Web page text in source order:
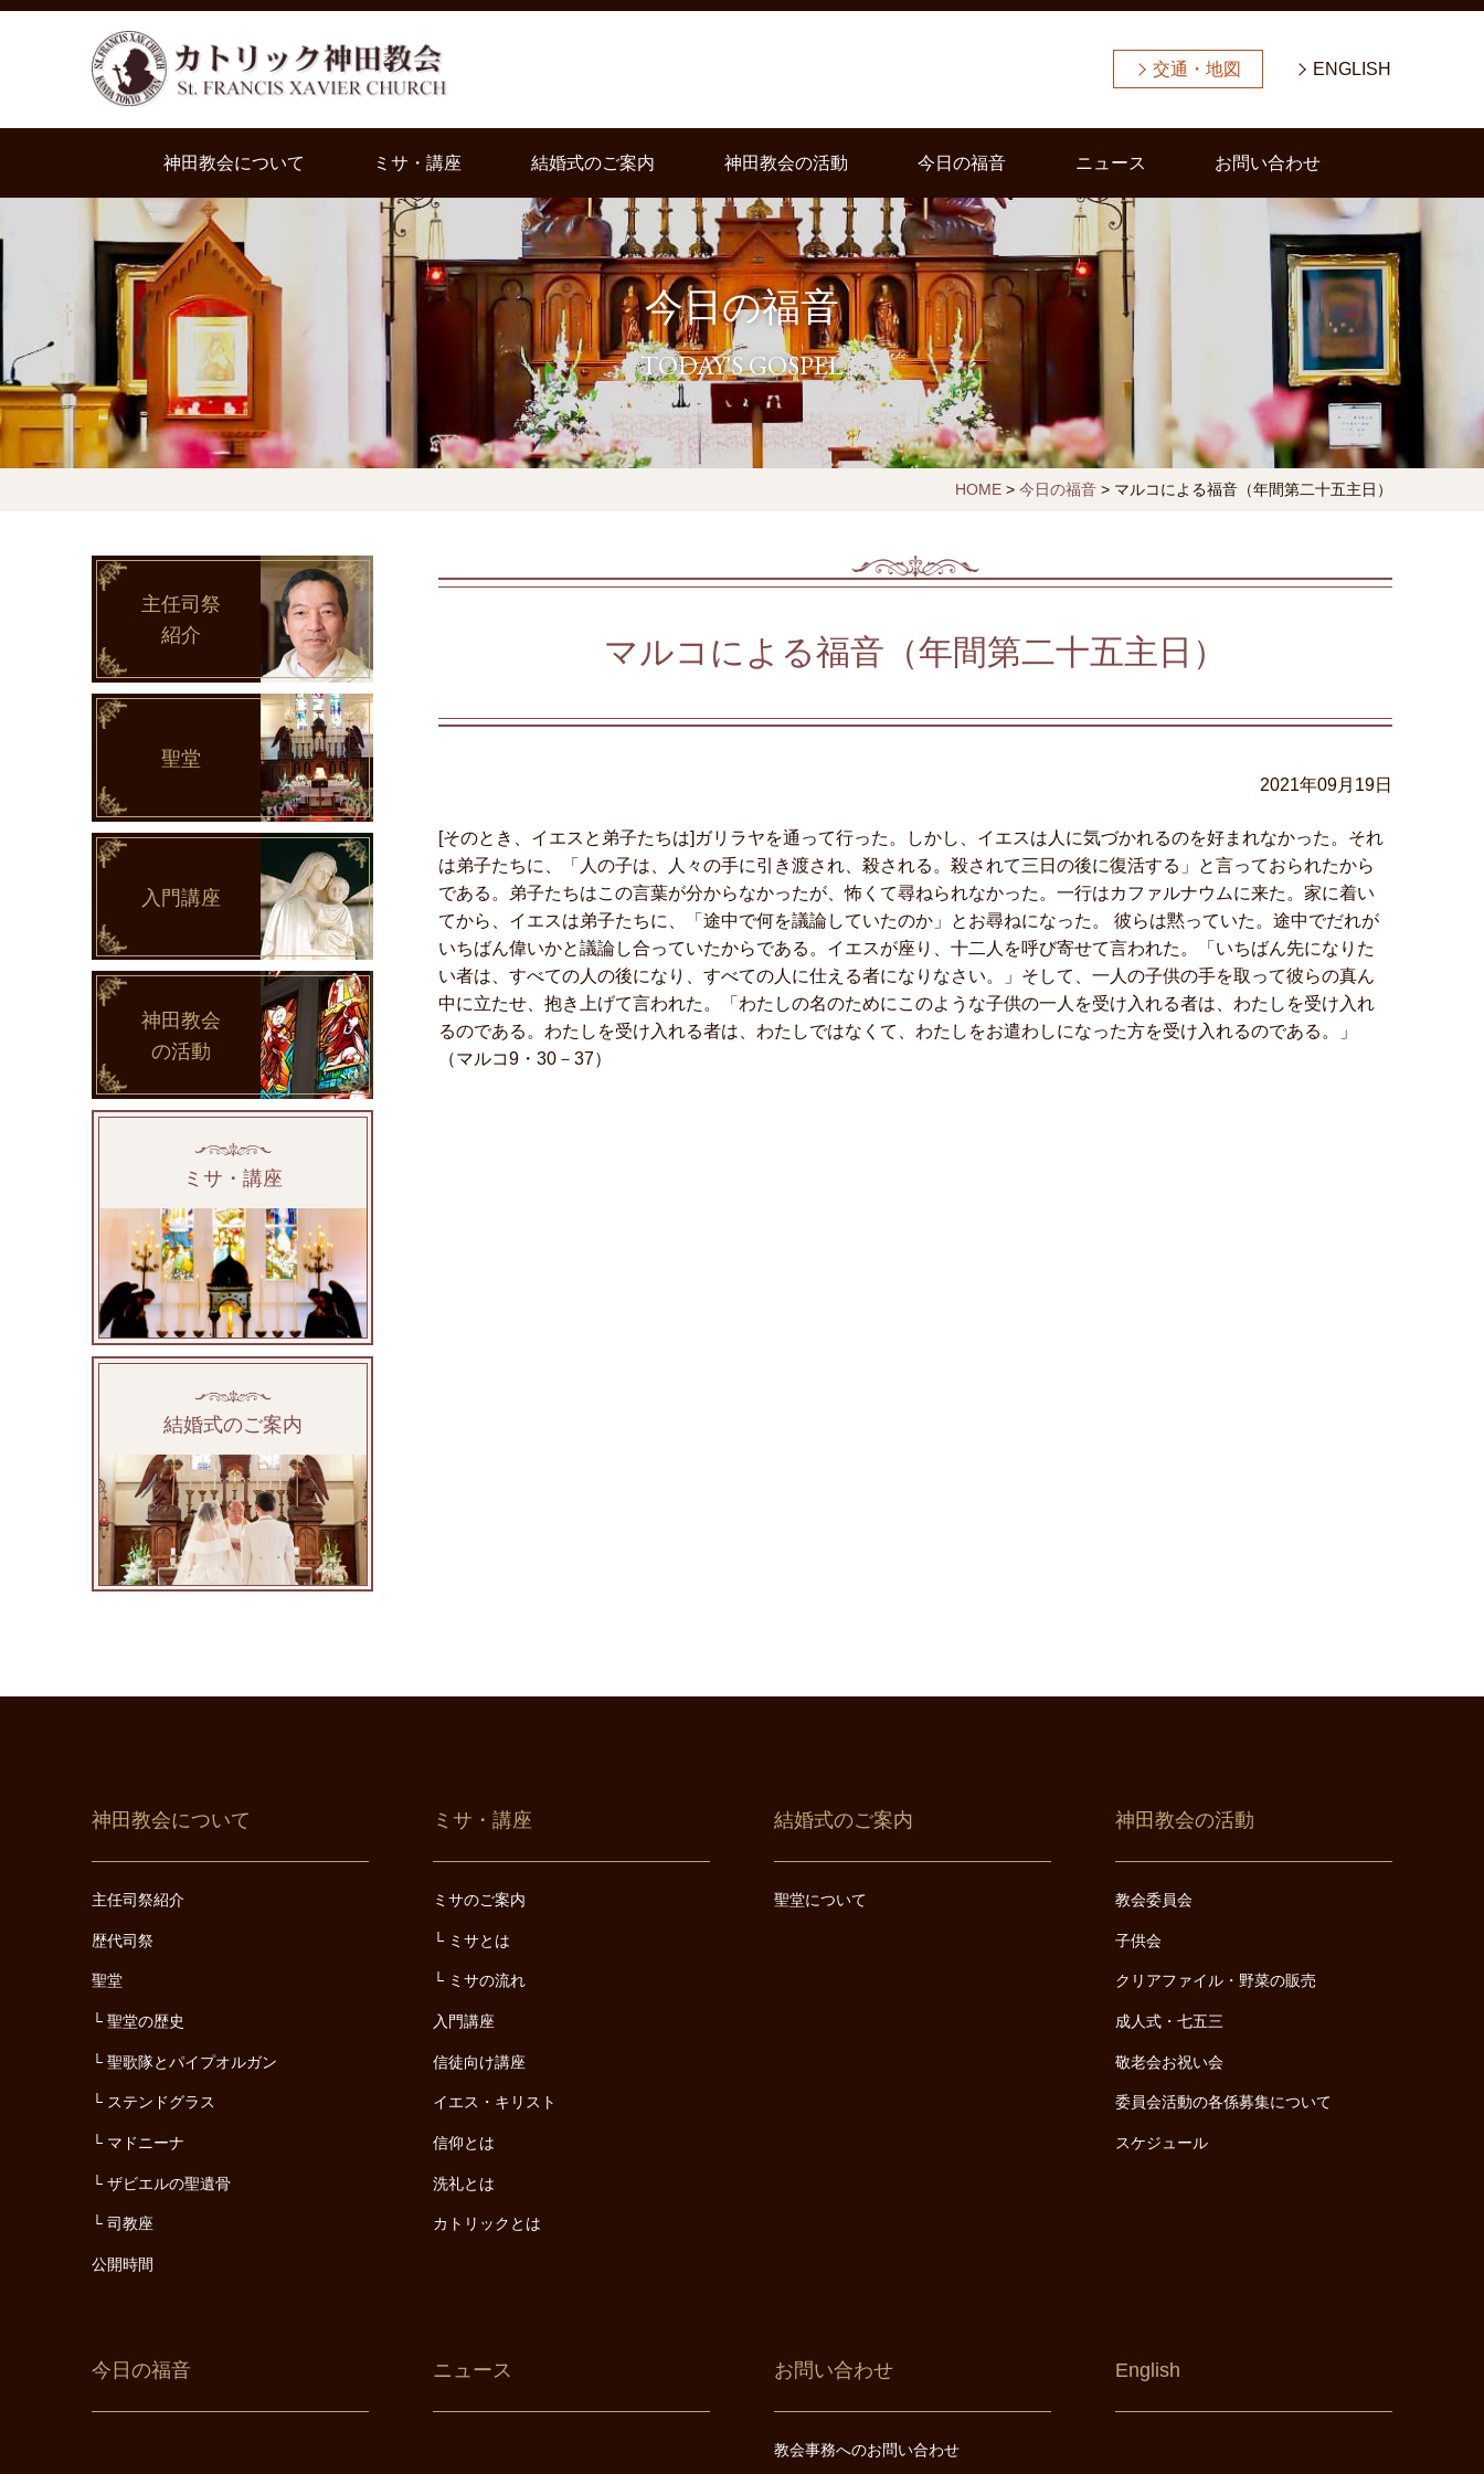
交通・地図 ENGLISH
神田教会について ミサ・講座 結婚式のご案内 神田教会の活動 今日の福音 ニュース お問い合わせ
今日の福音
TODAY'S GOSPEL
HOME> 今日の福音> マルコによる福音（年間第二十五主日）
マルコによる福音（年間第二十五主日）
2021年09月19日
[そのとき、イエスと弟子たちは]ガリラヤを通って行った。しかし、イエスは人に気づかれるのを好まれなかった。それ
は弟子たちに、「人の子は、人々の手に引き渡され、殺される。殺されて三日の後に復活する」と言っておられたから
である。弟子たちはこの言葉が分からなかったが、怖くて尋ねられなかった。一行はカファルナウムに来た。家に着い
てから、イエスは弟子たちに、「途中で何を議論していたのか」とお尋ねになった。 彼らは黙っていた。途中でだれが
いちばん偉いかと議論し合っていたからである。イエスが座り、十二人を呼び寄せて言われた。「いちばん先になりた
い者は、すべての人の後になり、すべての人に仕える者になりなさい。」そして、一人の子供の手を取って彼らの真ん
中に立たせ、抱き上げて言われた。「わたしの名のためにこのような子供の一人を受け入れる者は、わたしを受け入れ
るのである。わたしを受け入れる者は、わたしではなくて、わたしをお遣わしになった方を受け入れるのである。」
（マルコ9・30－37）
主任司祭
紹介
聖堂
入門講座
神田教会
の活動
ミサ・講座
結婚式のご案内
神田教会について
主任司祭紹介
歴代司祭
聖堂
聖堂の歴史
聖歌隊とパイプオルガン
ステンドグラス
マドニーナ
ザビエルの聖遺骨
司教座
公開時間
ミサ・講座
ミサのご案内
ミサとは
ミサの流れ
入門講座
信徒向け講座
イエス・キリスト
信仰とは
洗礼とは
カトリックとは
結婚式のご案内
聖堂について
神田教会の活動
教会委員会
子供会
クリアファイル・野菜の販売
成人式・七五三
敬老会お祝い会
委員会活動の各係募集について
スケジュール
今日の福音 ニュース お問い合わせ
教会事務へのお問い合わせ
English